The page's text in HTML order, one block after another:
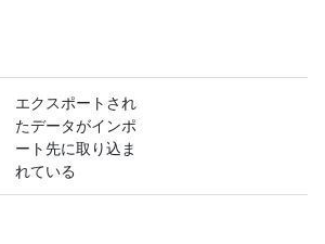
エクスポートされ
たデータがインポ
ート先に取り込ま
れている